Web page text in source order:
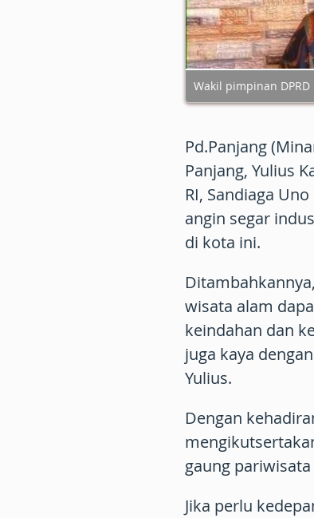
Wakil pimpinan
Pd.Panjang
Panjang, Yulius
RI, Sandiaga
angin segar
di kota ini.
wisata alam
keindahan dan
juga kaya
Yulius.
Dengan
gaung
Jika perlu